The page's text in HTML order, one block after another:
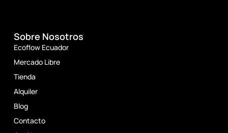
Sobre Nosotros
Ecoflow Ecuador
Mercado Libre
Tienda
Alquiler
Blog
Contacto